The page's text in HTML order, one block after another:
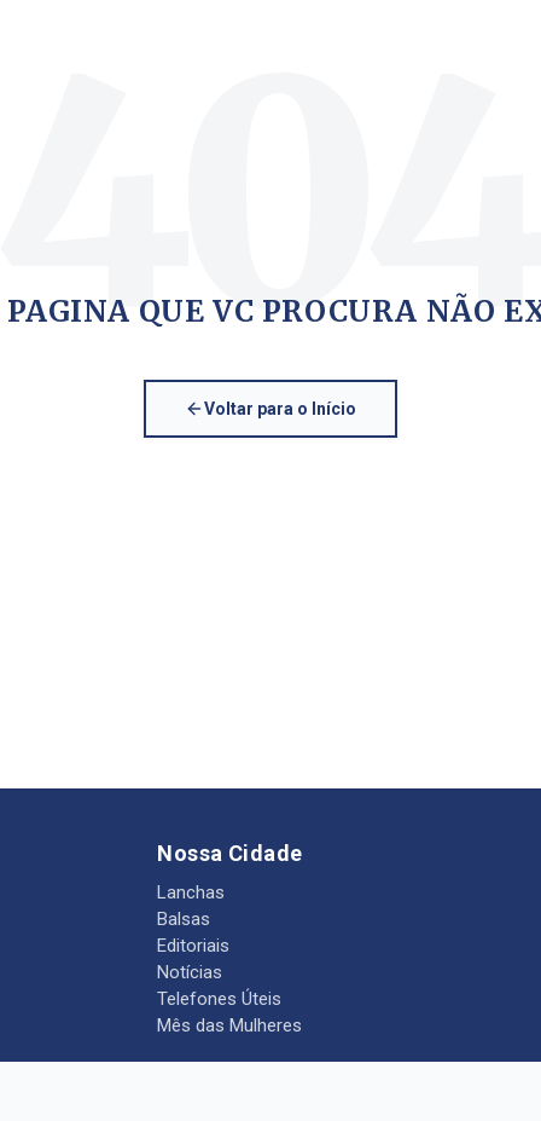
PAGINA QUE VC PROCURA NÃO
Voltar para o Início
Nossa Cidade
Lanchas
Balsas
Editoriais
Notícias
Telefones Úteis
Mês das Mulheres